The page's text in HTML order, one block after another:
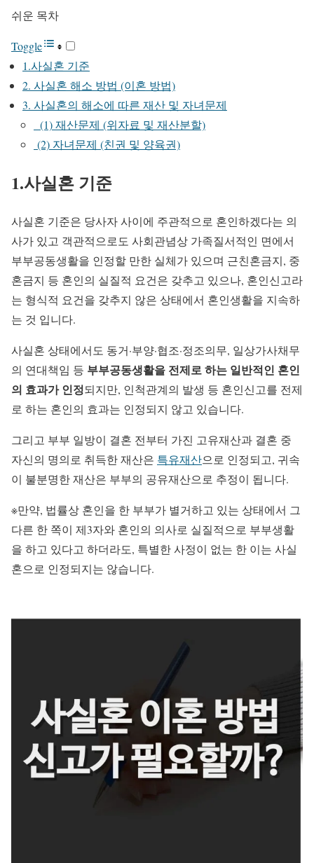
쉬운 목차
Toggle
1.사실혼 기준
2. 사실혼 해소 방법 (이혼 방법)
3. 사실혼의 해소에 따른 재산 및 자녀문제
(1) 재산문제 (위자료 및 재산분할)
(2) 자녀문제 (친권 및 양육권)
1.사실혼 기준
사실혼 기준은 당사자 사이에 주관적으로 혼인하겠다는 의
사가 있고 객관적으로도 사회관념상 가족질서적인 면에서
부부공동생활을 인정할 만한 실체가 있으며 근친혼금지, 중
혼금지 등 혼인의 실질적 요건은 갖추고 있으나, 혼인신고라
는 형식적 요건을 갖추지 않은 상태에서 혼인생활을 지속하
는 것 입니다.
사실혼 상태에서도 동거·부양·협조·정조의무, 일상가사채무
의 연대책임 등 부부공동생활을 전제로 하는 일반적인 혼인
의 효과가 인정되지만, 인척관계의 발생 등 혼인신고를 전제
로 하는 혼인의 효과는 인정되지 않고 있습니다.
그리고 부부 일방이 결혼 전부터 가진 고유재산과 결혼 중
자신의 명의로 취득한 재산은 특유재산으로 인정되고, 귀속
이 불분명한 재산은 부부의 공유재산으로 추정이 됩니다.
※만약, 법률상 혼인을 한 부부가 별거하고 있는 상태에서 그
다른 한 쪽이 제3자와 혼인의 의사로 실질적으로 부부생활
을 하고 있다고 하더라도, 특별한 사정이 없는 한 이는 사실
혼으로 인정되지는 않습니다.